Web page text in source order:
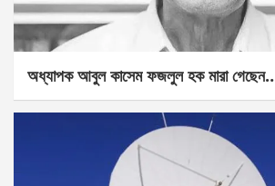
অধ্যাপক আবুল কাসেম ফজলুল হক মারা